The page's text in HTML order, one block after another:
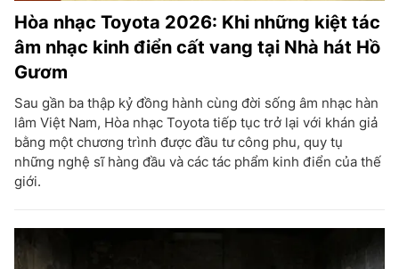
Hòa nhạc Toyota 2026: Khi những kiệt tác
âm nhạc kinh điển cất vang tại Nhà hát Hồ
Gươm
Sau gần ba thập kỷ đồng hành cùng đời sống âm nhạc hàn
lâm Việt Nam, Hòa nhạc Toyota tiếp tục trở lại với khán giả
bằng một chương trình được đầu tư công phu, quy tụ
những nghệ sĩ hàng đầu và các tác phẩm kinh điển của thế
giới.